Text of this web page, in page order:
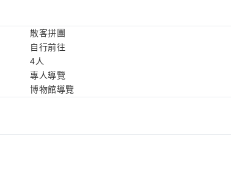
散客拼團
自行前往
4人
專人導覽
博物館導覽